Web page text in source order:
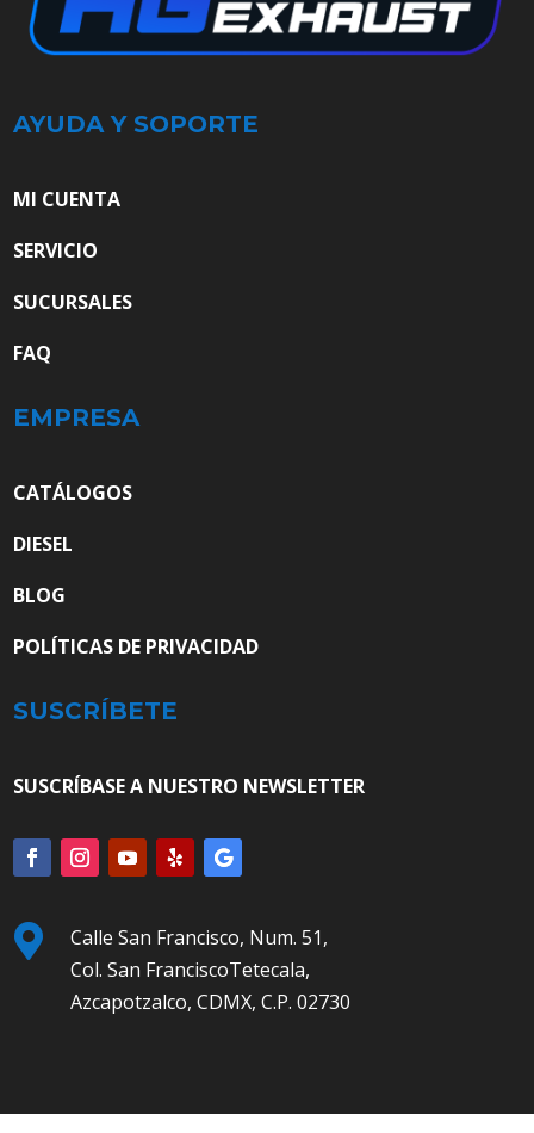
AYUDA Y SOPORTE
MI CUENTA
SERVICIO
SUCURSALES
FAQ
EMPRESA
CATÁLOGOS
DIESEL
BLOG
POLÍTICAS DE PRIVACIDAD
SUSCRÍBETE
SUSCRÍBASE A NUESTRO NEWSLETTER

Calle San Francisco, Num. 51,
Col. San FranciscoTetecala,
Azcapotzalco, CDMX, C.P. 02730